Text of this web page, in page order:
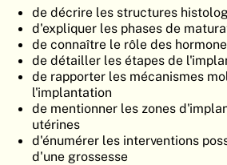
de décrire les structures
d'expliquer les phases de
de connaître le rôle des
de détailler les étapes de
de rapporter les mécanismes
l'implantation
de mentionner les zones
utérines
d'énumérer les interventions
d'une grossesse